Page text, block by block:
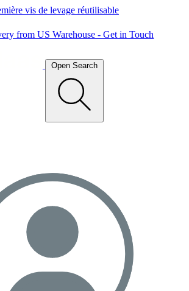
vis de levage réutilisable
from US Warehouse - Get in Touch
Open Search